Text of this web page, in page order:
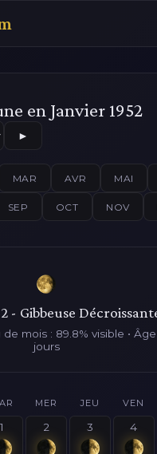
en Janvier 1952
►
MAR AVR MAI
SEP OCT NOV
- Gibbeuse
mois : 89.8% visible • Âge
jours
MER JEU VEN
1 2 3 4